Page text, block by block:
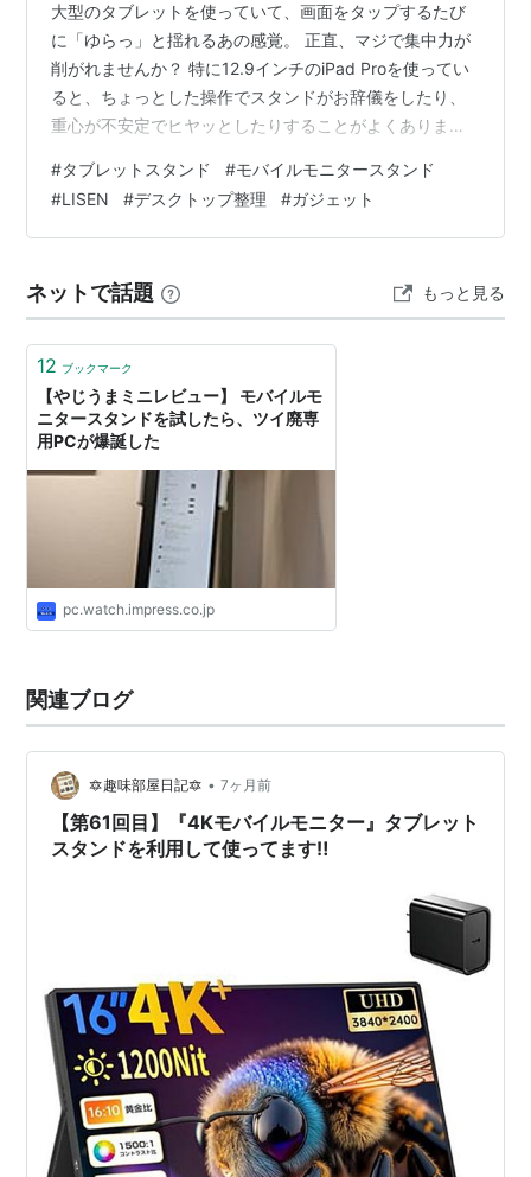
大型のタブレットを使っていて、画面をタップするたび
に「ゆらっ」と揺れるあの感覚。 正直、マジで集中力が
削がれませんか？ 特に12.9インチのiPad Proを使ってい
ると、ちょっとした操作でスタンドがお辞儀をしたり、
重心が不安定でヒヤッとしたりすることがよくありま
以上ドラムを叩いています。 デスクではiPad Proをサブ
モニターや手書きノートとして、スタジオでは譜面台と
してiPadを活用する毎日です。 ドラムというのは振動の
は、バスドラムを踏むたびにiPadがじわじわと下を向い
てしまい、…
#タブレットスタンド #モバイルモニタースタンド
#LISEN #デスクトップ整理 #ガジェット
ネットで話題 もっと見る
12 ブックマーク
【やじうまミニレビュー】 モバイルモ
ニタースタンドを試したら、ツイ廃専
用PCが爆誕した
pc.watch.impress.co.jp
関連ブログ
🔯趣味部屋日記🔯 • 7ヶ月前
【第61回目】『4Kモバイルモニター』タブレット
スタンドを利用して使ってます‼️